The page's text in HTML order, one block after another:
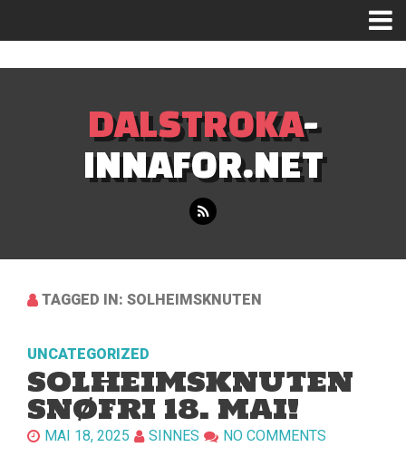
DALSTROKA-
INNAFOR.NET
TAGGED IN: SOLHEIMSKNUTEN
UNCATEGORIZED
SOLHEIMSKNUTEN
SNØFRI 18. MAI!
MAI 18, 2025 SINNES NO COMMENTS